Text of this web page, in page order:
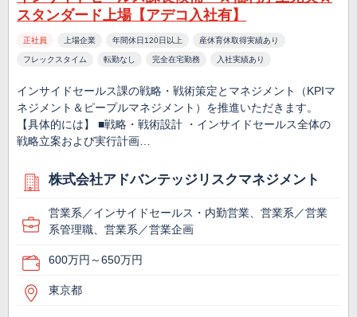
スタンダード上場【アデコ入社有】
正社員 上場企業 年間休日120日以上 産休育休取得実績あり
フレックスタイム 転勤なし 完全在宅勤務 入社実績あり
インサイドセールス課の戦略・戦術策定とマネジメント（KPIマ
ネジメント＆ピープルマネジメント）を推進いただきます。
【具体的には】 ■戦略・戦術設計 ・インサイドセールス全体の
戦略立案および実行計画…
株式会社アドバンテッジリスクマネジメント
営業系／インサイドセールス・内勤営業、営業系／営業
系管理職、営業系／営業企画
600万円～650万円
東京都